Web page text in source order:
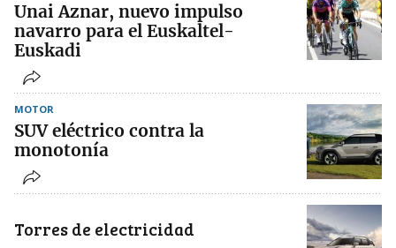
Unai Aznar, nuevo impulso
navarro para el Euskaltel-
Euskadi
MOTOR
SUV eléctrico contra la
monotonía
Torres de electricidad